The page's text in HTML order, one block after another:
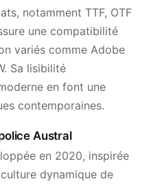
notamment TTF, OTF
une compatibilité
variés comme Adobe
Sa lisibilité
en font une
contemporaines.
Austral
en 2020, inspirée
dynamique de